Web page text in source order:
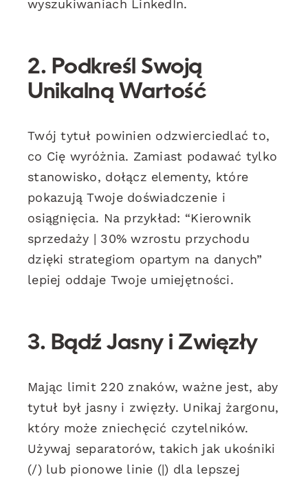
wyszukiwaniach LinkedIn.
2. Podkreśl Swoją
Unikalną Wartość
Twój tytuł powinien odzwierciedlać to,
co Cię wyróżnia. Zamiast podawać tylko
stanowisko, dołącz elementy, które
pokazują Twoje doświadczenie i
osiągnięcia. Na przykład: “Kierownik
sprzedaży | 30% wzrostu przychodu
dzięki strategiom opartym na danych”
lepiej oddaje Twoje umiejętności.
3. Bądź Jasny i Zwięzły
Mając limit 220 znaków, ważne jest, aby
tytuł był jasny i zwięzły. Unikaj żargonu,
który może zniechęcić czytelników.
Używaj separatorów, takich jak ukośniki
(/) lub pionowe linie (|) dla lepszej